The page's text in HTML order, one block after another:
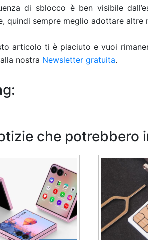
di sblocco è ben visibile
quindi sempre meglio adottare altre
articolo ti è piaciuto e vuoi
nostra Newsletter gratuita.
che potrebbero